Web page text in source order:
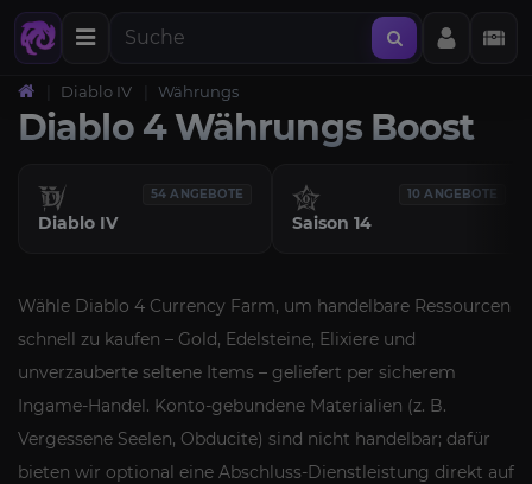
Diablo IV Währungs
Diablo 4 Währungs Boost
54 ANGEBOTE
Diablo IV
10 ANGEBOTE
Saison 14
Wähle Diablo 4 Currency Farm, um handelbare Ressourcen
schnell zu kaufen – Gold, Edelsteine, Elixiere und
unverzauberte seltene Items – geliefert per sicherem
Ingame-Handel. Konto-gebundene Materialien (z. B.
Vergessene Seelen, Obducite) sind nicht handelbar; dafür
bieten wir optional eine Abschluss-Dienstleistung direkt auf